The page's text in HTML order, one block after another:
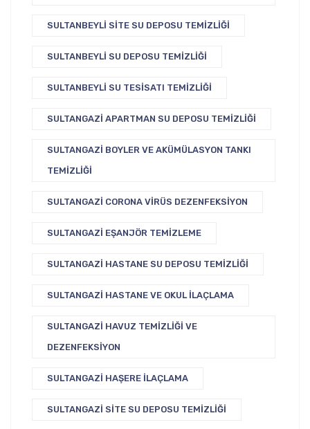
SULTANBEYLI SITE SU DEPOSU TEMIZLIĞI
SULTANBEYLI SU DEPOSU TEMIZLIĞI
SULTANBEYLI SU TESISATI TEMIZLIĞI
SULTANGAZI APARTMAN SU DEPOSU TEMIZLIĞI
SULTANGAZI BOYLER VE AKÜMÜLASYON TANKI
TEMIZLIĞI
SULTANGAZI CORONA VIRÜS DEZENFEKSIYON
SULTANGAZI EŞANJÖR TEMIZLEME
SULTANGAZI HASTANE SU DEPOSU TEMIZLIĞI
SULTANGAZI HASTANE VE OKUL İLAÇLAMA
SULTANGAZI HAVUZ TEMIZLIĞI VE
DEZENFEKSIYON
SULTANGAZI HAŞERE İLAÇLAMA
SULTANGAZI SITE SU DEPOSU TEMIZLIĞI